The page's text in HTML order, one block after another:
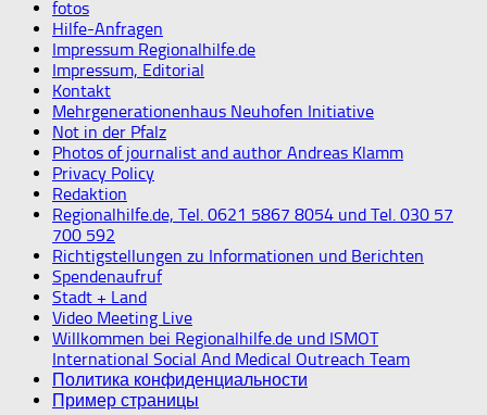
fotos
Hilfe-Anfragen
Impressum Regionalhilfe.de
Impressum, Editorial
Kontakt
Mehrgenerationenhaus Neuhofen Initiative
Not in der Pfalz
Photos of journalist and author Andreas Klamm
Privacy Policy
Redaktion
Regionalhilfe.de, Tel. 0621 5867 8054 und Tel. 030 57
700 592
Richtigstellungen zu Informationen und Berichten
Spendenaufruf
Stadt + Land
Video Meeting Live
Willkommen bei Regionalhilfe.de und ISMOT
International Social And Medical Outreach Team
Политика конфиденциальности
Пример страницы